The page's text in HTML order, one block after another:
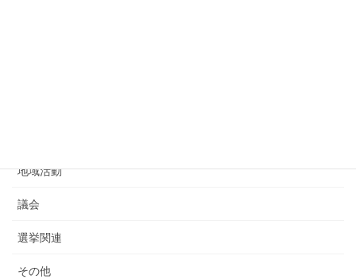
地域活動
議会
選挙関連
その他